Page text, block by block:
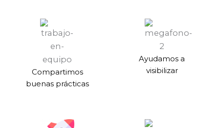
Compartimos
buenas prácticas
Ayudamos a
visibilizar